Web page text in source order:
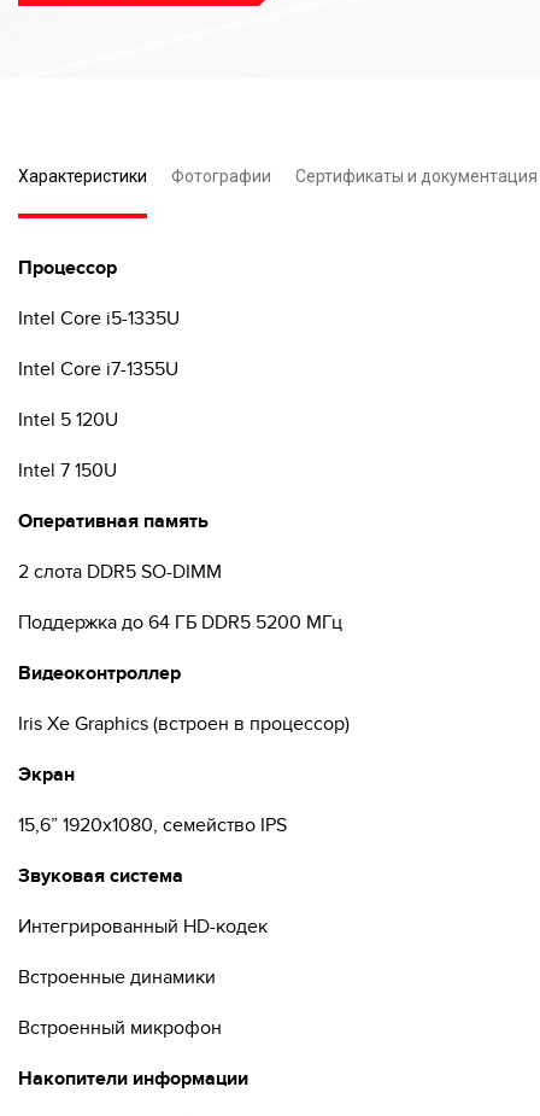
Характеристики Фотографии Сертификаты и документация
Процессор
Intel Core i5-1335U
Intel Core i7-1355U
Intel 5 120U
Intel 7 150U
Оперативная память
2 слота DDR5 SO-DIMM
Поддержка до 64 ГБ DDR5 5200 МГц
Видеоконтроллер
Iris Xe Graphics (встроен в процессор)
Экран
15,6” 1920x1080, семейство IPS
Звуковая система
Интегрированный HD-кодек
Встроенные динамики
Встроенный микрофон
Накопители информации